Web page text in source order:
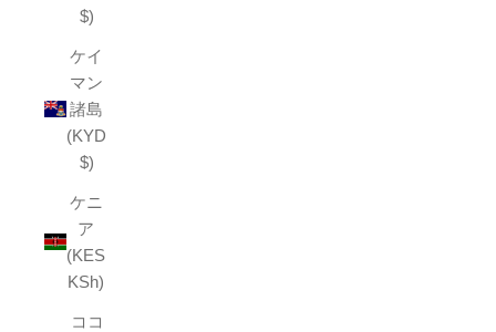
$)
ケイ
マン
諸島
(KYD
$)
ケニ
ア
(KES
KSh)
ココ